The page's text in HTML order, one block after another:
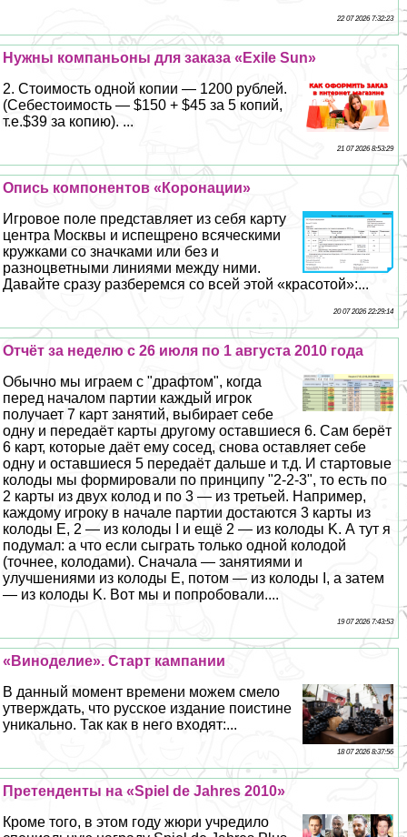
22 07 2026 7:32:23
Нужны компаньоны для заказа «Exile Sun»
2. Стоимость одной копии — 1200 рублей.
(Себестоимость — $150 + $45 за 5 копий,
т.е.$39 за копию). ...
21 07 2026 8:53:29
Опись компонентов «Коронации»
Игровое поле представляет из себя карту
центра Москвы и испещрено всяческими
кружками со значками или без и
разноцветными линиями между ними.
Давайте сразу разберемся со всей этой «красотой»:...
20 07 2026 22:29:14
Отчёт за неделю с 26 июля по 1 августа 2010 года
Обычно мы играем с "драфтом", когда
перед началом партии каждый игрок
получает 7 карт занятий, выбирает себе
одну и передаёт карты другому оставшиеся 6. Сам берёт
6 карт, которые даёт ему сосед, снова оставляет себе
одну и оставшиеся 5 передаёт дальше и т.д. И стартовые
колоды мы формировали по принципу "2-2-3", то есть по
2 карты из двух колод и по 3 — из третьей. Например,
каждому игроку в начале партии достаются 3 карты из
колоды E, 2 — из колоды I и ещё 2 — из колоды K. А тут я
подумал: а что если сыграть только одной колодой
(точнее, колодами). Сначала — занятиями и
улучшениями из колоды E, потом — из колоды I, а затем
— из колоды K. Вот мы и попробовали....
19 07 2026 7:43:53
«Виноделие». Старт кампании
В данный момент времени можем смело
утверждать, что русское издание поистине
уникально. Так как в него входят:...
18 07 2026 8:37:56
Претенденты на «Spiel de Jahres 2010»
Кроме того, в этом году жюри учредило